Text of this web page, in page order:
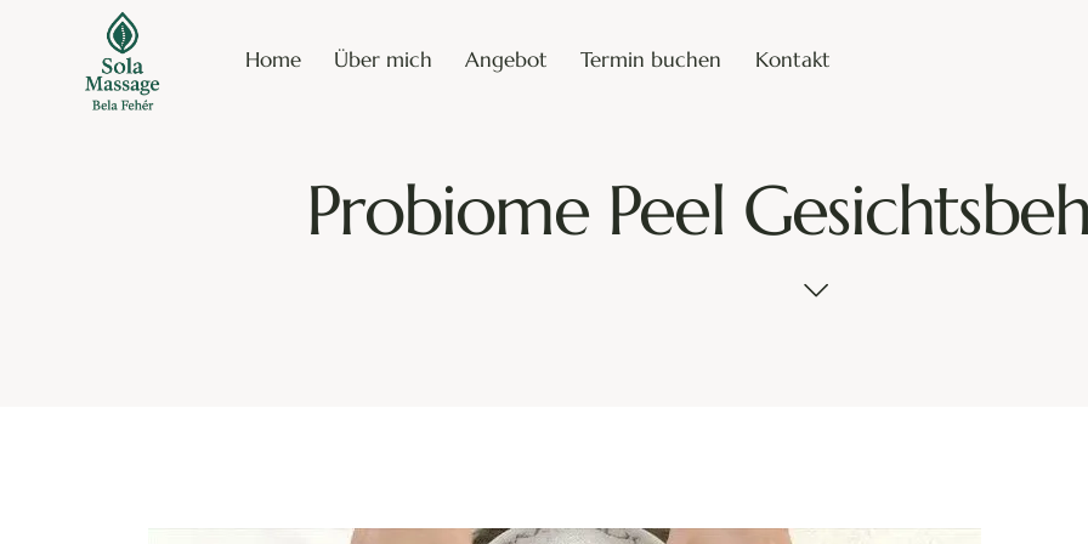
Home Über mich Angebot Termin buchen Kontakt
Über mich Angebot Termin buchen Kontakt
Probiome Peel